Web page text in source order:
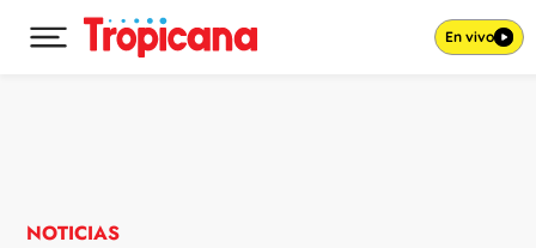
Desplegar menú principal En vivo
NOTICIAS